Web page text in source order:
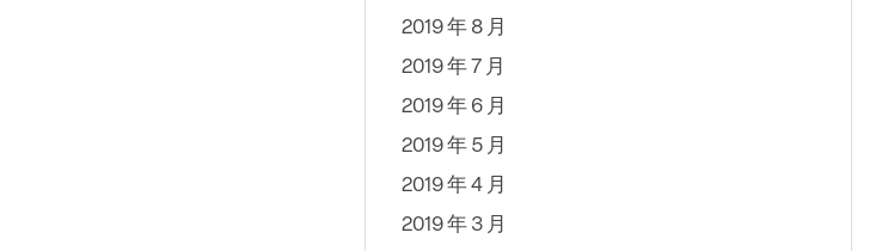
2019 年 8 月
2019 年 7 月
2019 年 6 月
2019 年 5 月
2019 年 4 月
2019 年 3 月